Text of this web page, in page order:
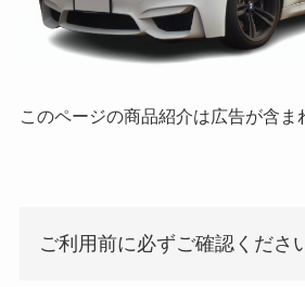
このページの商品紹介は広告が含ま
ご利用前に必ずご確認くださ